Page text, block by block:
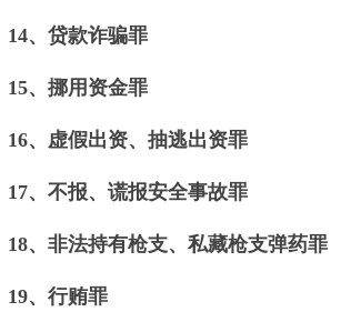
14、贷款诈骗罪
15、挪用资金罪
16、虚假出资、抽逃出资罪
17、不报、谎报安全事故罪
18、非法持有枪支、私藏枪支弹药罪
19、行贿罪